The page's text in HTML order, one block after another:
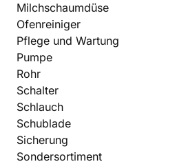
Milchschaumdüse
Ofenreiniger
Pflege und Wartung
Pumpe
Rohr
Schalter
Schlauch
Schublade
Sicherung
Sondersortiment